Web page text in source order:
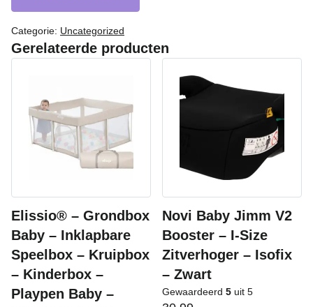
Categorie: Uncategorized
Gerelateerde producten
Elissio® – Grondbox
Baby – Inklapbare
Speelbox – Kruipbox
– Kinderbox –
Playpen Baby –
Novi Baby Jimm V2
Booster – I-Size
Zitverhoger – Isofix
– Zwart
Gewaardeerd 5 uit 5